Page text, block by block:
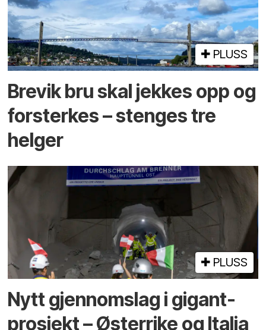
PLUSS
Brevik bru skal jekkes opp og
forsterkes – stenges tre
helger
PLUSS
Nytt gjennomslag i gigant­
prosjekt – Østerrike og Italia